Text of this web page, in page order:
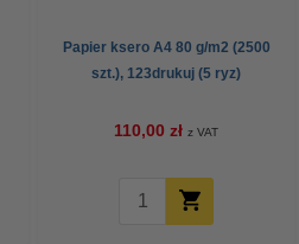
Papier ksero A4 80 g/m2 (2500
szt.), 123drukuj (5 ryz)
110,00 zł z VAT